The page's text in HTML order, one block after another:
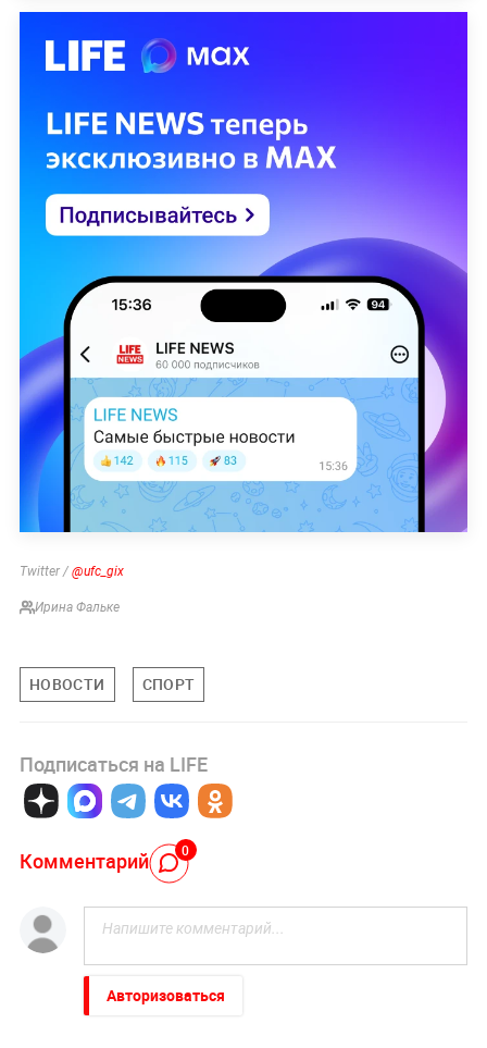
Twitter / @ufc_gix
Ирина Фальке
НОВОСТИ СПОРТ
Подписаться на LIFE
Комментарий 0
Авторизоваться